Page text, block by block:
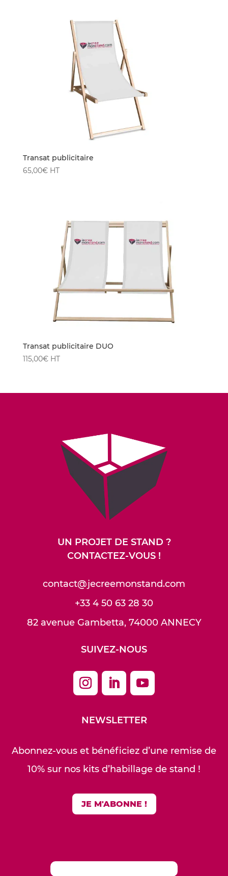
Transat publicitaire
65,00€ HT
Transat publicitaire DUO
115,00€ HT
UN PROJET DE STAND ?
CONTACTEZ-VOUS !
contact@jecreemonstand.com
+33 4 50 63 28 30
82 avenue Gambetta, 74000 ANNECY
SUIVEZ-NOUS
NEWSLETTER
Abonnez-vous et bénéficiez d’une remise de
10% sur nos kits d’habillage de stand !
JE M'ABONNE !